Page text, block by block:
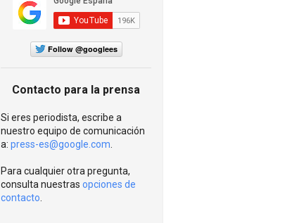
Follow @googlees
Contacto para la prensa
Si eres periodista, escribe a
nuestro equipo de comunicación
a: press-es@google.com
Para cualquier otra pregunta,
consulta nuestras opciones de
contacto